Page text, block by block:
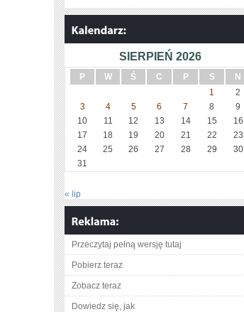
SIERPIEŃ 2026
P W Ś C P S
N
1
2
3
4 5 6 7 8
9
10
11 12 13 14 15
16
17
18 19 20 21 22
23
24
25 26 27 28 29
30
31
« lip
Przeczytaj pełną wersję tutaj
Pobierz teraz
Zobacz teraz
Dowiedz się, jak